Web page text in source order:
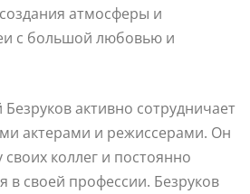
атмосферы и
с большой любовью и
активно сотрудничает
актерами и режиссерами. Он
своих коллег и постоянно
в своей профессии. Безруков